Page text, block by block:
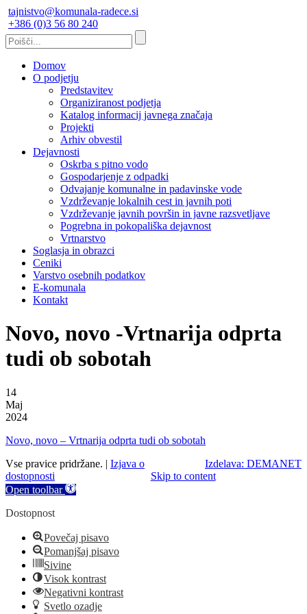
tajnistvo@komunala-radece.si
+386 (0)3 56 80 240
Domov
O podjetju
Predstavitev
Organiziranost podjetja
Katalog informacij javnega značaja
Projekti
Arhiv obvestil
Dejavnosti
Oskrba s pitno vodo
Gospodarjenje z odpadki
Odvajanje komunalne in padavinske vode
Vzdrževanje lokalnih cest in javnih poti
Vzdrževanje javnih površin in javne razsvetljave
Pogrebna in pokopališka dejavnost
Vrtnarstvo
Soglasja in obrazci
Ceniki
Varstvo osebnih podatkov
E-komunala
Kontakt
Novo, novo -Vrtnarija odprta
tudi ob sobotah
14
Maj
2024
Novo, novo – Vrtnarija odprta tudi ob sobotah
Vse pravice pridržane. | Izjava o
dostopnosti
Izdelava: DEMANET
Skip to content
Open toolbar
Dostopnost
Povečaj pisavo
Pomanjšaj pisavo
Sivine
Visok kontrast
Negativni kontrast
Svetlo ozadje